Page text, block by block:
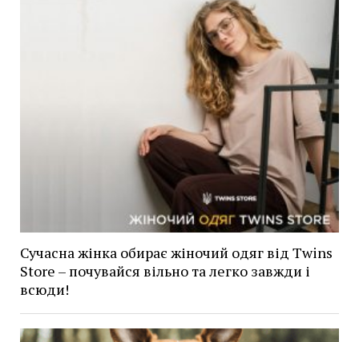
Сучасна жінка обирає жіночий одяг від Twins
Store – почувайся вільно та легко завжди і
всюди!